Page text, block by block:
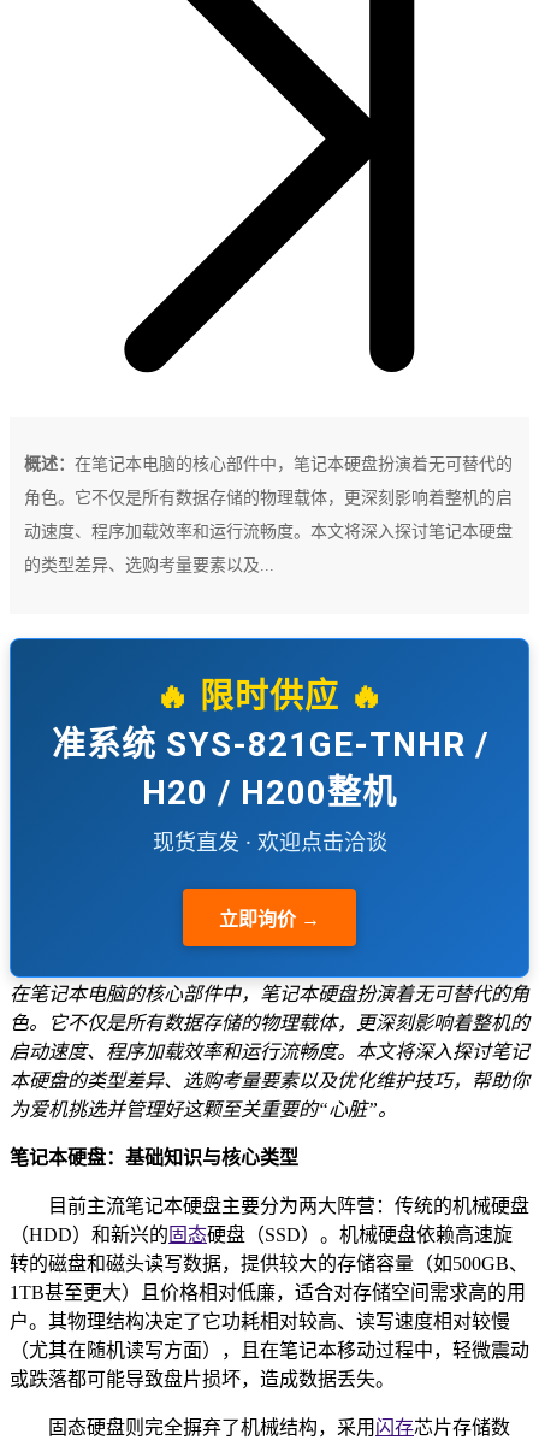
概述： 在笔记本电脑的核心部件中，笔记本硬盘扮演着无可替代的
角色。它不仅是所有数据存储的物理载体，更深刻影响着整机的启
动速度、程序加载效率和运行流畅度。本文将深入探讨笔记本硬盘
的类型差异、选购考量要素以及...
🔥 限时供应 🔥
准系统 SYS-821GE-TNHR /
H20 / H200整机
现货直发 · 欢迎点击洽谈
立即询价 →
在笔记本电脑的核心部件中，笔记本硬盘扮演着无可替代的角
色。它不仅是所有数据存储的物理载体，更深刻影响着整机的
启动速度、程序加载效率和运行流畅度。本文将深入探讨笔记
本硬盘的类型差异、选购考量要素以及优化维护技巧，帮助你
为爱机挑选并管理好这颗至关重要的“心脏”。
笔记本硬盘：基础知识与核心类型
目前主流笔记本硬盘主要分为两大阵营：传统的机械硬盘
（HDD）和新兴的 固态硬盘（SSD）。机械硬盘依赖高速旋
转的磁盘和磁头读写数据，提供较大的存储容量（如500GB、
1TB甚至更大）且价格相对低廉，适合对存储空间需求高的用
户。其物理结构决定了它功耗相对较高、读写速度相对较慢
（尤其在随机读写方面），且在笔记本移动过程中，轻微震动
或跌落都可能导致盘片损坏，造成数据丢失。
固态硬盘则完全摒弃了机械结构，采用 闪存芯片存储数